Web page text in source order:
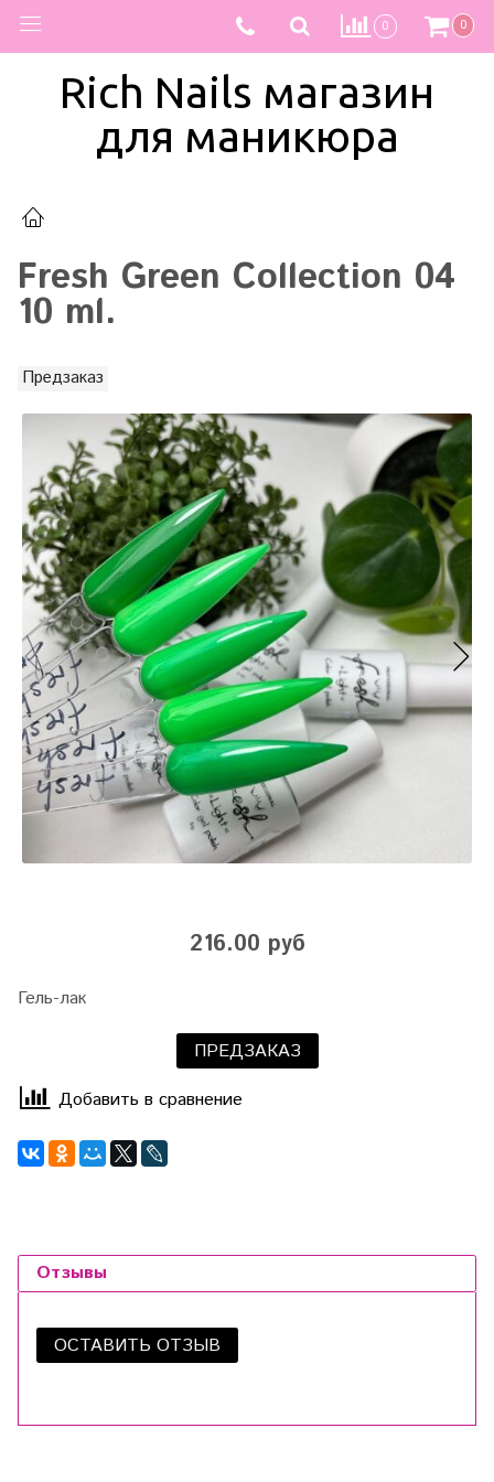
0 0
Rich Nails магазин
для маникюра
Fresh Green Collection 04
10 ml.
Предзаказ
216.00 руб
Гель-лак
ПРЕДЗАКАЗ
Добавить в сравнение
Отзывы
ОСТАВИТЬ ОТЗЫВ